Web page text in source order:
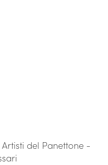
del Panettone -